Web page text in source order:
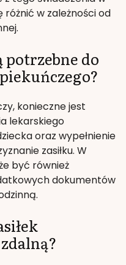
w zależności od
potrzebne do
konieczne jest
lekarskiego
oraz wypełnienie
zasiłku. W
być również
dokumentów